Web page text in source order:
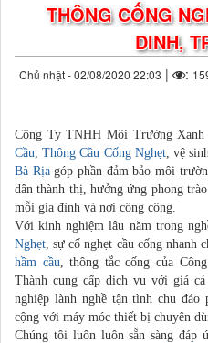
THÔNG CỐNG
DINH,
Chủ nhật - 02/08/2020 22:03 | :
Công Ty TNHH Môi Trường Xanh
Cầu,Thông Cầu Cống Nghẹt, vệ
Bà Rịagóp phần đảm bảo môi
dân thành thị, hưởng ứng phong
mỗi gia đình và nơi công cộng.
Với kinh nghiệm lâu năm trong
Nghẹt, sự cố nghẹt cầu cống nhanh
hầm cầu, thông tắc cống của
Thành cung cấp dịch vụ với giá
nghiệp lành nghề tận tình chu đáo
cộng với máy móc thiết bị chuyên
Chúng tôi luôn luôn sẵn sàng đáp